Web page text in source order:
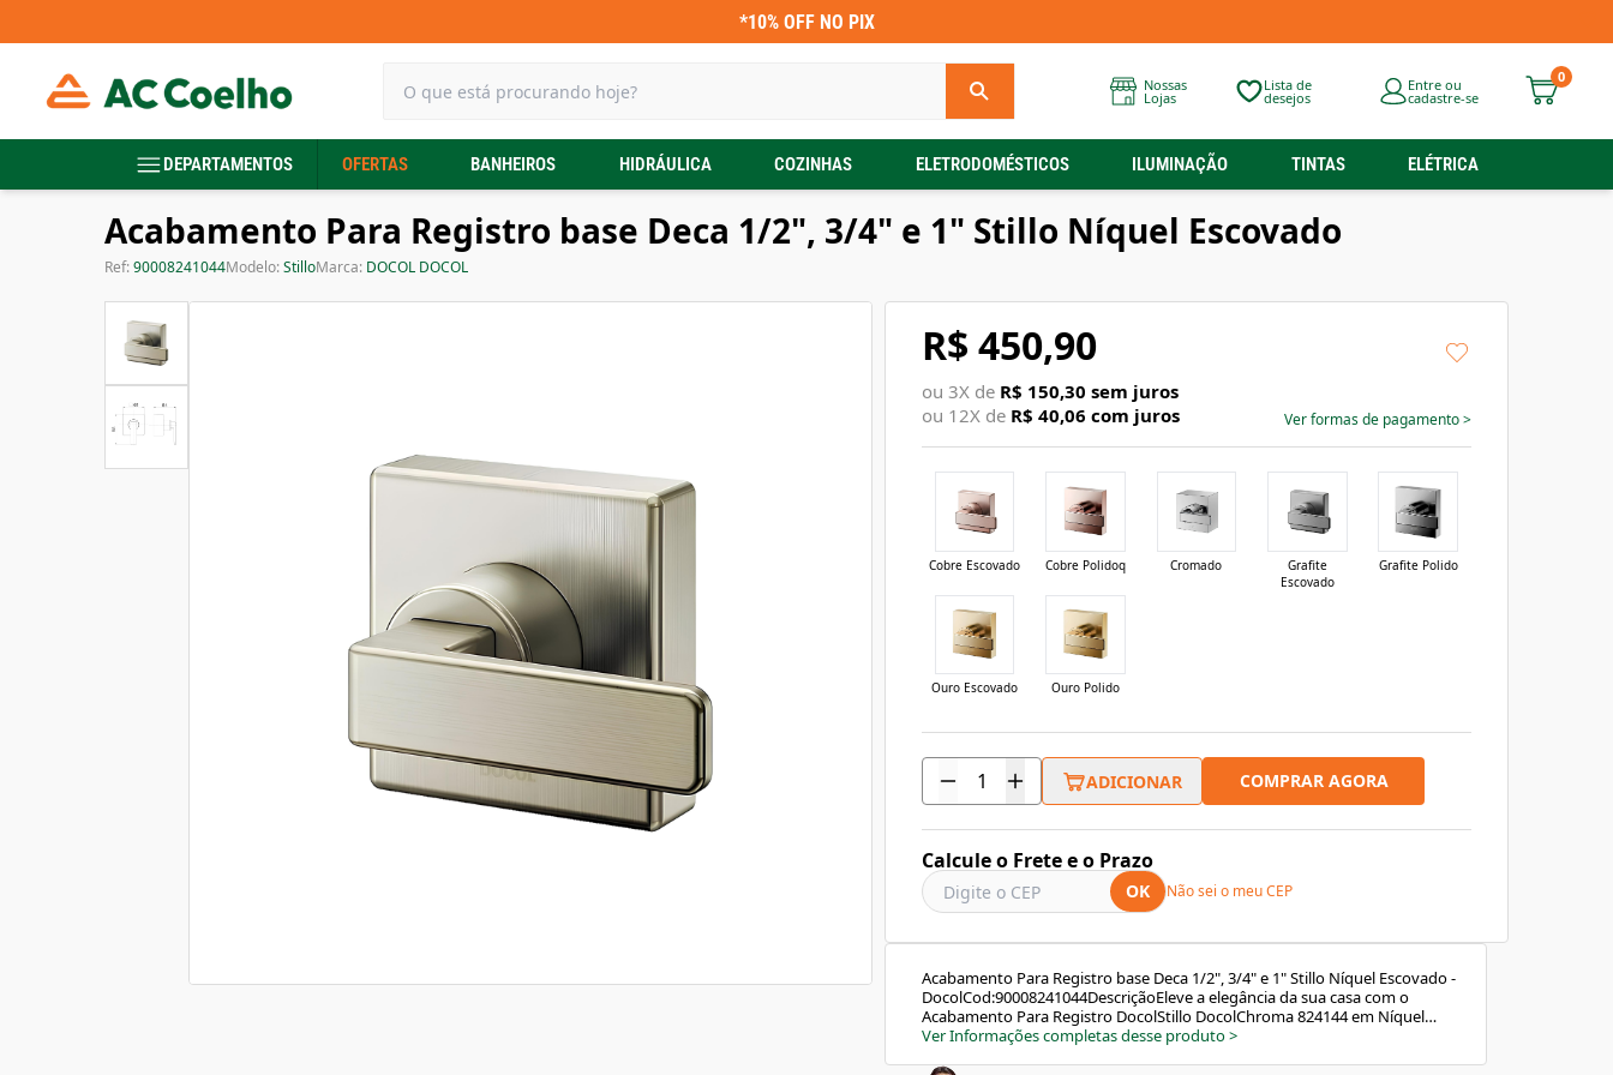
*10% OFF NO PIX
Nossas
Lojas
Lista de
desejos
Entre ou
cadastre-se
0
DEPARTAMENTOS OFERTAS BANHEIROS HIDRÁULICA COZINHAS ELETRODOMÉSTICOS ILUMINAÇÃO TINTAS ELÉTRICA
Acabamento Para Registro base Deca 1/2", 3/4" e 1" Stillo Níquel Escovado
Ref:90008241044Modelo:StilloMarca: DOCOL DOCOL
R$ 450,90
ou 3X de R$ 150,30 sem juros
ou 12X de R$ 40,06 com juros Ver formas de pagamento>
Cobre Escovado Cobre Polidoq Cromado
Grafite
Escovado
Grafite Polido
Ouro Escovado Ouro Polido
ADICIONAR COMPRAR AGORA
Calcule o Frete e o Prazo
OK Não sei o meu CEP
Acabamento Para Registro base Deca 1/2", 3/4" e 1" Stillo Níquel Escovado -
DocolCod:90008241044DescriçãoEleve a elegância da sua casa com o
Acabamento Para Registro DocolStillo DocolChroma 824144 em Níquel
Escovado, projetado para complementar com perfeição a linha DocolStillo.
Ver Informações completas desse produto>